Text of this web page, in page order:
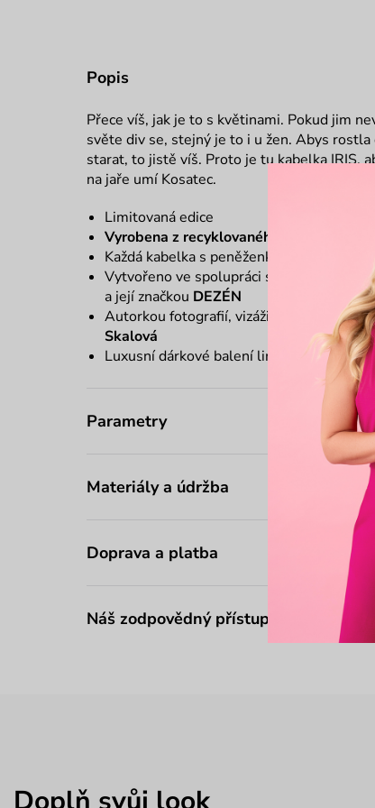
Popis
Přece víš, jak je to s květinami. Pokud jim
světe div se, stejný je to i u žen. Abys
starat, to jistě víš. Proto je tu kabelka IRIS,
na jaře umí Kosatec.
Limitovaná edice
Vyrobena z recyklovaného materiálu
Každá kabelka s peněženkou ukrývá svůj
Vytvořeno ve spolupráci s českou
a její značkou DEZÉN
Autorkou fotografií, vizážistkou a
Skalová
Luxusní dárkové balení limitované edice
Parametry
Materiály a údržba
Doprava a platba
Náš zodpovědný přístup